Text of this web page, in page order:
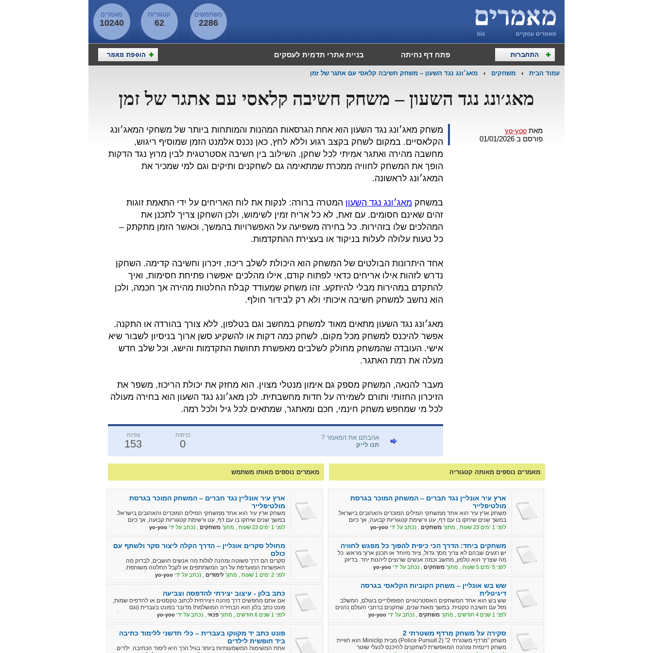
משתמשים
2286
קטגוריות
62
מאמרים
10240
פתח דף נחיתה בניית אתרי תדמית לעסקים
עמוד הבית › משחקים › מאג׳ונג נגד השעון – משחק חשיבה קלאסי עם אתגר של זמן
מאג׳ונג נגד השעון – משחק חשיבה קלאסי עם אתגר של זמן
מאת yo-yoo
פורסם ב 01/01/2026
משחק מאג׳ונג נגד השעון הוא אחת הגרסאות המהנות והמותחות ביותר של משחקי המאג׳ונג
הקלאסיים. במקום לשחק בקצב רגוע וללא לחץ, כאן נכנס אלמנט הזמן שמוסיף ריגוש,
מחשבה מהירה ואתגר אמיתי לכל שחקן. השילוב בין חשיבה אסטרטגית לבין מרוץ נגד הדקות
הופך את המשחק לחוויה ממכרת שמתאימה גם לשחקנים ותיקים וגם למי שמכיר את
המאג׳ונג לראשונה.
במשחק מאג׳ונג נגד השעון המטרה ברורה: לנקות את לוח האריחים על ידי התאמת זוגות
זהים שאינם חסומים. עם זאת, לא כל אריח זמין לשימוש, ולכן השחקן צריך לתכנן את
המהלכים שלו בזהירות. כל בחירה משפיעה על האפשרויות בהמשך, וכאשר הזמן מתקתק –
כל טעות עלולה לעלות בניקוד או בעצירת ההתקדמות.
אחד היתרונות הבולטים של המשחק הוא היכולת לשלב ריכוז, זיכרון וחשיבה קדימה. השחקן
נדרש לזהות אילו אריחים כדאי לפתוח קודם, אילו מהלכים יאפשרו פתיחת חסימות, ואיך
להתקדם במהירות מבלי להיתקע. זהו משחק שמעודד קבלת החלטות מהירה אך חכמה, ולכן
הוא נחשב למשחק חשיבה איכותי ולא רק לבידור חולף.
מאג׳ונג נגד השעון מתאים מאוד למשחק במחשב וגם בטלפון, ללא צורך בהורדה או התקנה.
אפשר להיכנס למשחק מכל מקום, לשחק כמה דקות או להשקיע סשן ארוך בניסיון לשבור שיא
אישי. העובדה שהמשחק מחולק לשלבים מאפשרת תחושת התקדמות והישג, וכל שלב חדש
מעלה את רמת האתגר.
מעבר להנאה, המשחק מספק גם אימון מנטלי מצוין. הוא מחזק את יכולת הריכוז, משפר את
הזיכרון החזותי ותורם לשמירה על חדות מחשבתית. לכן מאג׳ונג נגד השעון הוא בחירה מעולה
לכל מי שמחפש משחק חינמי, חכם ומאתגר, שמתאים לכל גיל ולכל רמה.
אהבתם את המאמר ?
תנו לייק
כניסות
0
צפיות
153
מאמרים נוספים מאותה קטגוריה
ארץ עיר אונליין נגד חברים – המשחק המוכר בגרסת
מולטיפלייר
משחק ארץ עיר הוא אחד ממשחקי המילים המוכרים והאהובים בישראל.
במשך שנים שיחקו בו עם דף, עט ורשימת קטגוריות קבועה, אך כיום
אפשר לשחק ארץ עיר אונליין נגד חברים גם כאשר כל אחד נמצא במקום
אחר. פותחים חדר משחק, שולחים קישור לחברים ומתחילים להתחרות
לפני 1 ימים 23 שעות , מתוך משחקים , נכתב על ידי yo-yoo
משחקים ביחד: הדרך הכי כיפית להפוך כל מפגש לחוויה
יש רגעים שבהם לא צריך מסך גדול, ציוד מיוחד או תכנון ארוך מראש. כל
מה שצריך הוא טלפון, מחשב וכמה אנשים שרוצים ליהנות יחד. בדיוק
בשביל זה נוצר עמוד "משחקים ביחד" – מקום שמרכז משחקי חברה
אונליין בעברית, שאפשר לשחק עם חברים, בני משפחה, ילדים או
לפני 5 ימים 5 שעות , מתוך משחקים , נכתב על ידי yo-yoo
שש בש אונליין – משחק הקוביות הקלאסי בגרסה
דיגיטלית
שש בש הוא אחד המשחקים האסטרטגיים הפופולריים בעולם, המשלב
מזל עם חשיבה טקטית. במשך מאות שנים, שחקנים ברחבי העולם נהנים
מהמשחק, וכיום, בזכות הטכנולוגיה, ניתן לשחק שש בש אונליין בכל זמן
ובכל מקום. גרסאות דיגיטליות של המשחק מציעות חוויית משחק
לפני 1 שנים 4 חודשים , מתוך משחקים , נכתב על ידי yo-yoo
סקירה על משחק מרדף משטרתי 2
משחק "מרדף משטרתי 2" (Police Pursuit 2) מבית Miniclip הוא חוויית
משחק דינמית ומהנה המאפשרת לשחקנים להיכנס לנעלי שוטר
מאמרים נוספים מאותו משתמש
ארץ עיר אונליין נגד חברים – המשחק המוכר בגרסת
מולטיפלייר
משחק ארץ עיר הוא אחד ממשחקי המילים המוכרים והאהובים בישראל.
במשך שנים שיחקו בו עם דף, עט ורשימת קטגוריות קבועה, אך כיום
אפשר לשחק ארץ עיר אונליין נגד חברים גם כאשר כל אחד נמצא במקום
אחר. פותחים חדר משחק, שולחים קישור לחברים ומתחילים להתחרות
לפני 1 ימים 23 שעות , מתוך משחקים , נכתב על ידי yo-yoo
מחולל סקרים אונליין – הדרך הקלה ליצור סקר ולשתף עם
כולם
סקרים הם דרך פשוטה ומהנה לגלות מה אנשים חושבים, לבדוק מה
האפשרות המועדפת על רוב המשתתפים או לקבל החלטה משותפת.
בעזרת מחולל סקרים אונליין אפשר ליצור בתוך זמן קצר שאלה עם כמה
תשובות אפשריות, לבחור עיצוב מתאים ולפרסם את הסקר לחברים,
לעצב, וכל התהליך מתבצע בצורה ברורה ונוחה.
לפני 2 ימים 1 שעות , מתוך לימודים , נכתב על ידי yo-yoo
כתב בלון - עיצוב יצירתי להדפסה וצביעה
אם אתם מחפשים דרך מהנה ויצירתית לכתוב טקסטים או להדפיס שמות,
פונט כתב בלון הוא הבחירה המושלמת! מדובר בפונט בעברית (וגם
באנגלית) המעוצב ככתב חלול, מה שמאפשר צביעה חופשית והפיכת כל
טקסט ליצירה אישית.
לפני 1 שנים 6 חודשים , מתוך פנאי , נכתב על ידי yo-yoo
פונט כתב יד מקווקו בעברית – כלי חדשני ללימוד כתיבה
ביד חופשית לילדים
אחת המשימות המשמעותיות ביותר בגיל הרך היא לימוד הכתיבה. ילדים